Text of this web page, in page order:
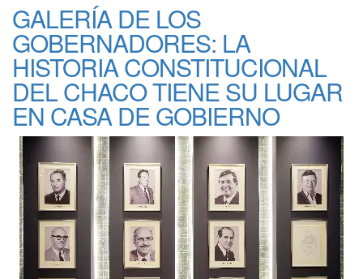
GALERÍA DE LOS
GOBERNADORES: LA
HISTORIA CONSTITUCIONAL
DEL CHACO TIENE SU LUGAR
EN CASA DE GOBIERNO